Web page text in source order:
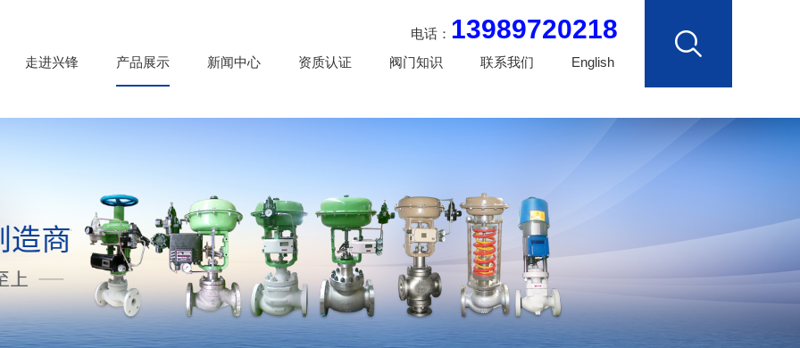
电话： 13989720218
走进兴锋 产品展示 新闻中心 资质认证 阀门知识 联系我们 English